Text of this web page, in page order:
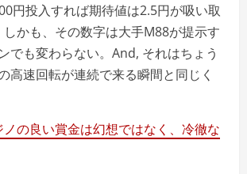
円投入すれば期待値は2.5円が吸い取
しかも、その数字は大手M88が提示す
でも変わらない。And, それはちょう
高速回転が連続で来る瞬間と同じく
の良い賞金は幻想ではなく、冷徹な